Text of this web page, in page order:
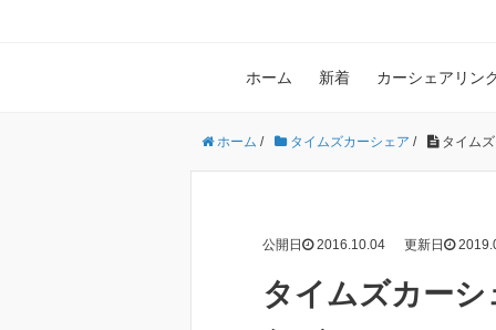
ホーム 新着 カーシェアリン
ホーム / タイムズカーシェア / タイムズ
公開日 2016.10.04 更新日
タイムズカーシ